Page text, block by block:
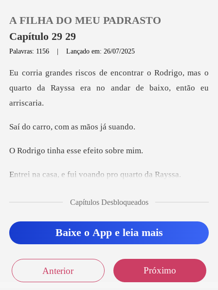
0
Loja
Histórico
Sair
A FILHA DO MEU PADRASTO
Capítulo 29 29
Palavras: 1156 |Lançado em: 26/07/2025
o Rodrigo, mas o
quarto da Rayssa era
o, com as mã
nha esse efei
e fui voando pro
de ajeitar o cabelo e
a incrivel
Capítulos Desbloqueados
Baixe o App e leia mais
Anterior Próximo